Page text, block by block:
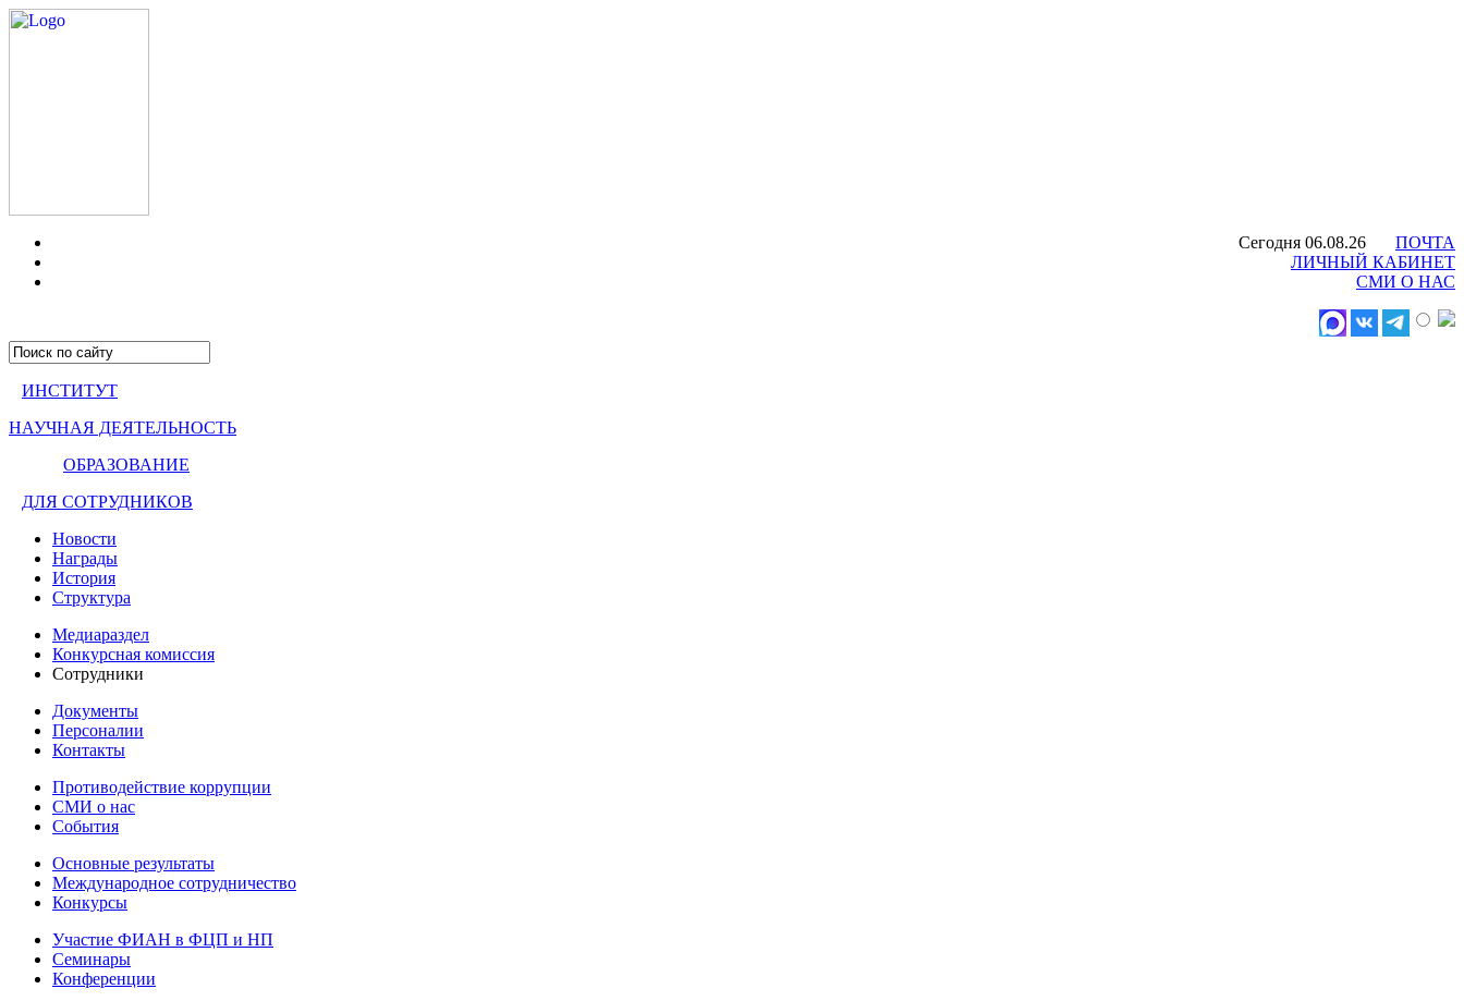
Сегодня 06.08.26
ПОЧТА
ЛИЧНЫЙ КАБИНЕТ
СМИ О НАС
ИНСТИТУТ
НАУЧНАЯ ДЕЯТЕЛЬНОСТЬ
ОБРАЗОВАНИЕ
ДЛЯ СОТРУДНИКОВ
Новости
Награды
История
Структура
Медиараздел
Конкурсная комиссия
Сотрудники
Документы
Персоналии
Контакты
Противодействие коррупции
СМИ о нас
События
Основные результаты
Международное сотрудничество
Конкурсы
Участие ФИАН в ФЦП и НП
Семинары
Конференции